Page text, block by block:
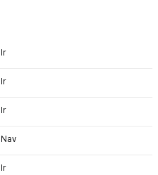
Ir
Ir
Ir
Nav
Ir